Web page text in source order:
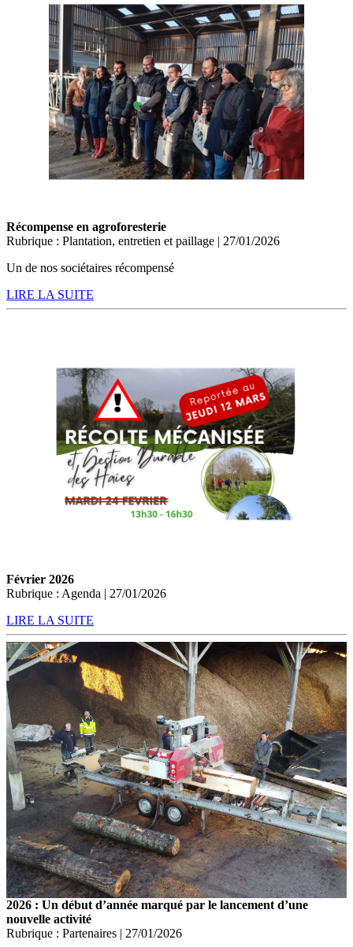
Récompense en agroforesterie
Rubrique : Plantation, entretien et paillage | 27/01/2026
Un de nos sociétaires récompensé
LIRE LA SUITE
Février 2026
Rubrique : Agenda | 27/01/2026
LIRE LA SUITE
2026 : Un début d’année marqué par le lancement d’une
nouvelle activité
Rubrique : Partenaires | 27/01/2026